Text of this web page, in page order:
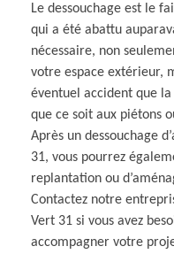
Le dessouchage est le
qui a été abattu
nécessaire, non
votre espace extérieur,
éventuel accident que
que ce soit aux piétons
Après un dessouchage
31, vous pourrez
replantation ou
Contactez notre
Vert 31 si vous avez
accompagner votre